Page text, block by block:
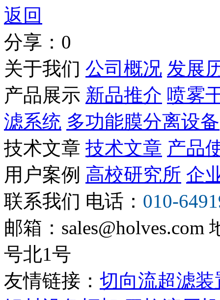
返回
分享： 0
关于我们 公司概况 发展
产品展示 新品推介 喷雾
滤系统 多功能膜分离设备
技术文章 技术文章 产品
用户案例 高校研究所 企
联系我们 电话： 010-
邮箱：sales@holves.com
号北1号
友情链接： 切向流超滤装